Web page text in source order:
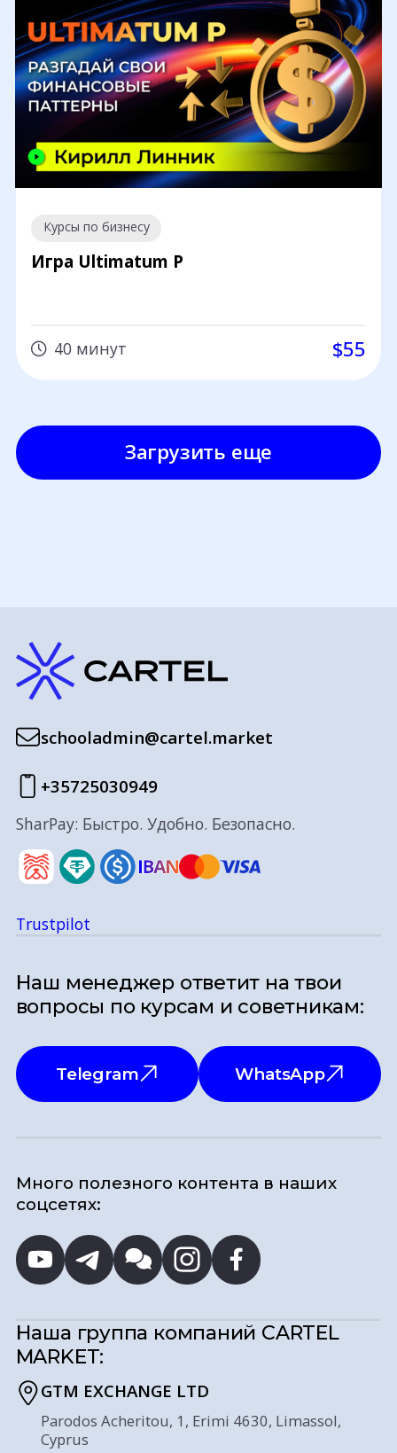
Курсы по бизнесу
Игра Ultimatum P
40 минут $55
Загрузить еще
schooladmin@cartel.market
+35725030949
SharPay: Быстро. Удобно. Безопасно.
Trustpilot
Наш менеджер ответит на твои
вопросы по курсам и советникам:
Telegram WhatsApp
Много полезного контента в наших
соцсетях:
Наша группа компаний CARTEL
MARKET:
GTM EXCHANGE LTD
Parodos Acheritou, 1, Erimi 4630, Limassol,
Cyprus